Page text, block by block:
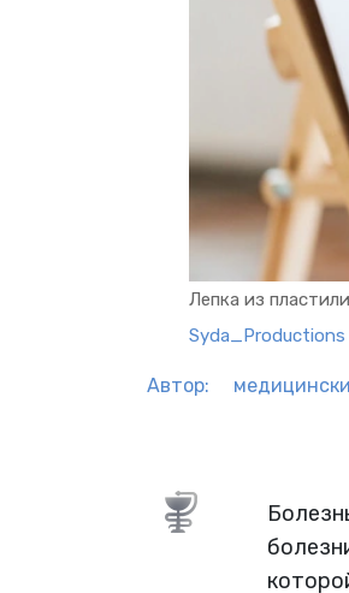
Лепка из
Автор: